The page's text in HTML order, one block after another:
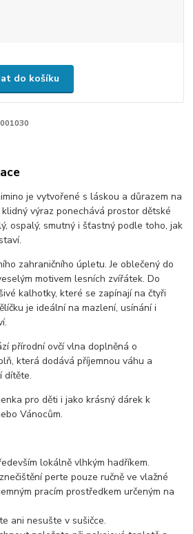
do košíku
001030
je vytvořené s láskou a důrazem na
klidný výraz ponechává prostor dětské
ospalý, smutný i šťastný podle toho, jak
zahraničního úpletu. Je oblečený do
motivem lesních zvířátek. Do
kalhotky, které se zapínají na čtyři
je ideální na mazlení, usínání i
přírodní ovčí vlna doplněná o
která dodává příjemnou váhu a
dítěte.
pro děti i jako krásný dárek k
Vánocům.
lokálně vlhkým hadříkem.
perte pouze ručně ve vlažné
pracím prostředkem určeným na
ani nesušte v sušičce.